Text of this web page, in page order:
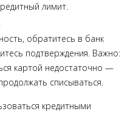
лимит.
обратитесь в банк
подтверждения. Важно:
картой недостаточно —
списываться.
кредитными